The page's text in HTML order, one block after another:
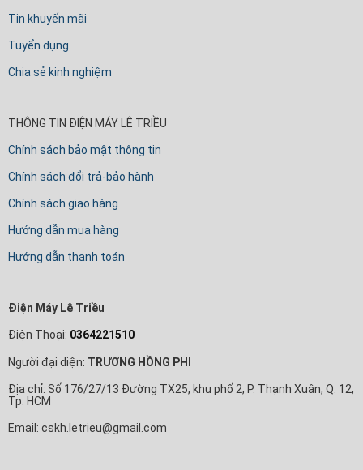
Tin khuyến mãi
Tuyển dụng
Chia sẻ kinh nghiệm
THÔNG TIN ĐIỆN MÁY LÊ TRIỀU
Chính sách bảo mật thông tin
Chính sách đổi trả-bảo hành
Chính sách giao hàng
Hướng dẫn mua hàng
Hướng dẫn thanh toán
Điện Máy Lê Triều
Điện Thoại: 0364221510
Người đại diện: TRƯƠNG HỒNG PHI
Địa chỉ: Số 176/27/13 Đường TX25, khu phố 2, P. Thạnh Xuân, Q. 12,
Tp. HCM
Email: cskh.letrieu@gmail.com